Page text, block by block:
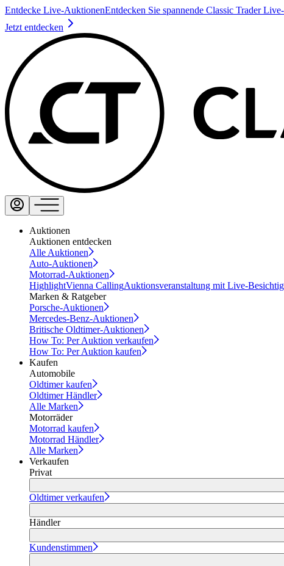
Entdecke Live-AuktionenEntdecken Sie spannende Classic Trader
Jetzt entdecken
Auktionen
Auktionen entdecken
Alle Auktionen
Auto-Auktionen
Motorrad-Auktionen
HighlightVienna CallingAuktionsveranstaltung mit Live-
Marken & Ratgeber
Porsche-Auktionen
Mercedes-Benz-Auktionen
Britische Oldtimer-Auktionen
How To: Per Auktion verkaufen
How To: Per Auktion kaufen
Kaufen
Automobile
Oldtimer kaufen
Oldtimer Händler
Alle Marken
Motorräder
Motorrad kaufen
Motorrad Händler
Alle Marken
Verkaufen
Privat
Oldtimer verkaufen
Händler
Kundenstimmen